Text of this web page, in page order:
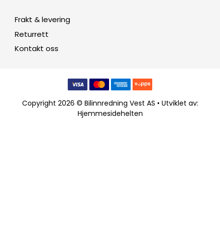
Frakt & levering
Returrett
Kontakt oss
Copyright 2026 © Bilinnredning Vest AS • Utviklet av:
Hjemmesidehelten